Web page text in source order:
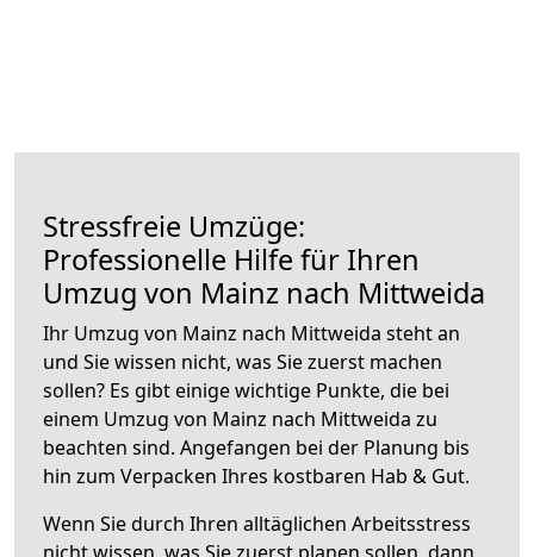
Stressfreie Umzüge:
Professionelle Hilfe für Ihren
Umzug von Mainz nach Mittweida
Ihr Umzug von Mainz nach Mittweida steht an
und Sie wissen nicht, was Sie zuerst machen
sollen? Es gibt einige wichtige Punkte, die bei
einem Umzug von Mainz nach Mittweida zu
beachten sind. Angefangen bei der Planung bis
hin zum Verpacken Ihres kostbaren Hab & Gut.
Wenn Sie durch Ihren alltäglichen Arbeitsstress